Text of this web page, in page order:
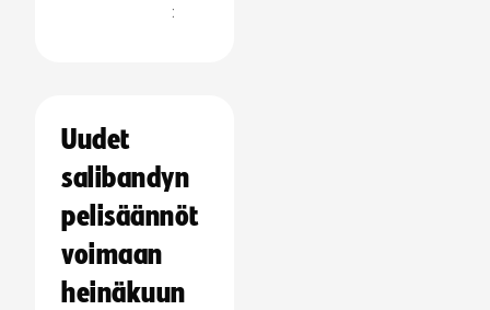
:
Uudet
salibandyn
pelisäännöt
voimaan
heinäkuun